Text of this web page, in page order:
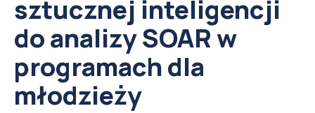
sztucznej inteligencji
do analizy SOAR w
programach dla
młodzieży